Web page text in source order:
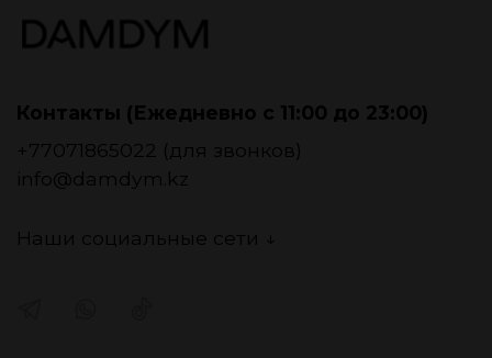
Контакты (Ежедневно с 11:00 до 23:00)
+77071865022 (для звонков)
info@damdym.kz
Наши социальные сети ↓